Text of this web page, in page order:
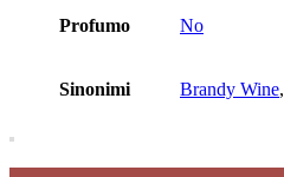
Profumo No
Sinonimi Brandy Wine,